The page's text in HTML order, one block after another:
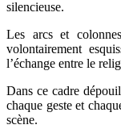
silencieuse.
Les arcs et
volontairement
l’échange entre le
Dans ce cadre
chaque geste et
scène.